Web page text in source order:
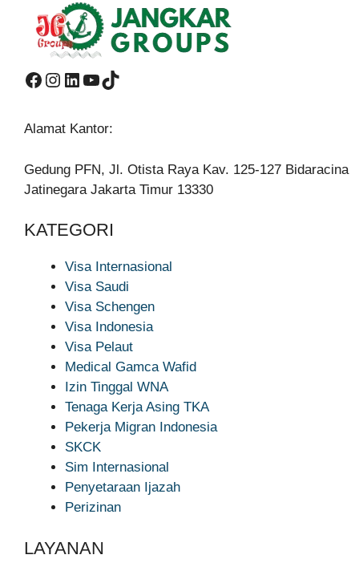
Facebook
Instagram
LinkedIn
YouTube
TikTok
Alamat Kantor:
Gedung PFN, Jl. Otista Raya Kav. 125-127 Bidaracina
Jatinegara Jakarta Timur 13330
KATEGORI
Visa Internasional
Visa Saudi
Visa Schengen
Visa Indonesia
Visa Pelaut
Medical Gamca Wafid
Izin Tinggal WNA
Tenaga Kerja Asing TKA
Pekerja Migran Indonesia
SKCK
Sim Internasional
Penyetaraan Ijazah
Perizinan
LAYANAN